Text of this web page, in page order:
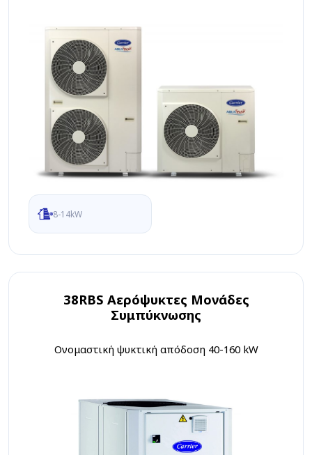
8-14kW
38RBS Αερόψυκτες Μονάδες
Συμπύκνωσης
Ονομαστική ψυκτική απόδοση 40-160 kW